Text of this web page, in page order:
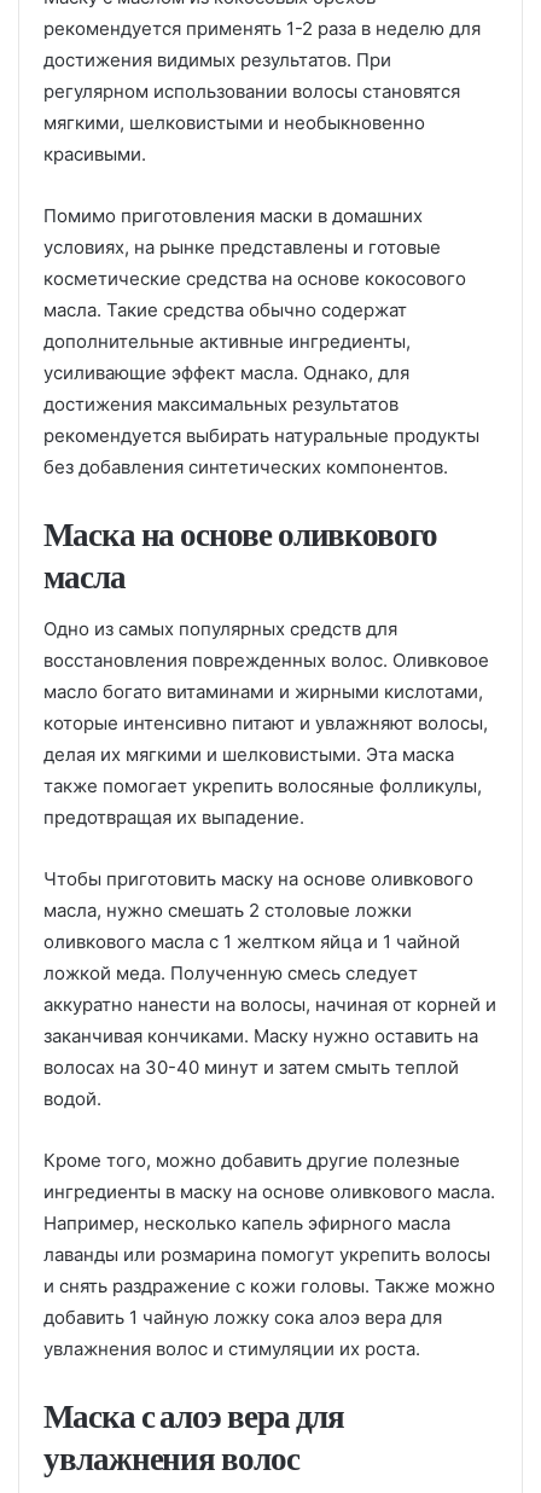
рекомендуется применять 1-2 раза в неделю для
достижения видимых результатов. При
регулярном использовании волосы становятся
мягкими, шелковистыми и необыкновенно
красивыми.
Помимо приготовления маски в домашних
условиях, на рынке представлены и готовые
косметические средства на основе кокосового
масла. Такие средства обычно содержат
дополнительные активные ингредиенты,
усиливающие эффект масла. Однако, для
достижения максимальных результатов
рекомендуется выбирать натуральные продукты
без добавления синтетических компонентов.
Маска на основе оливкового
масла
Одно из самых популярных средств для
восстановления поврежденных волос. Оливковое
масло богато витаминами и жирными кислотами,
которые интенсивно питают и увлажняют волосы,
делая их мягкими и шелковистыми. Эта маска
также помогает укрепить волосяные фолликулы,
предотвращая их выпадение.
Чтобы приготовить маску на основе оливкового
масла, нужно смешать 2 столовые ложки
оливкового масла с 1 желтком яйца и 1 чайной
ложкой меда. Полученную смесь следует
аккуратно нанести на волосы, начиная от корней и
заканчивая кончиками. Маску нужно оставить на
волосах на 30-40 минут и затем смыть теплой
водой.
Кроме того, можно добавить другие полезные
ингредиенты в маску на основе оливкового масла.
Например, несколько капель эфирного масла
лаванды или розмарина помогут укрепить волосы
и снять раздражение с кожи головы. Также можно
добавить 1 чайную ложку сока алоэ вера для
увлажнения волос и стимуляции их роста.
Маска с алоэ вера для
увлажнения волос